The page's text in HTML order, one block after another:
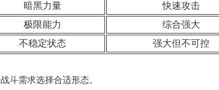
暗黑力量 快速攻击
极限能力 综合强大
不稳定状态 强大但不可控
斗需求选择合适形态。